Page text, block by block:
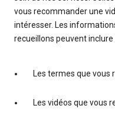
vous recommander une
intéresser. Les
recueillons peuvent
Les termes que vous
Les vidéos que vous